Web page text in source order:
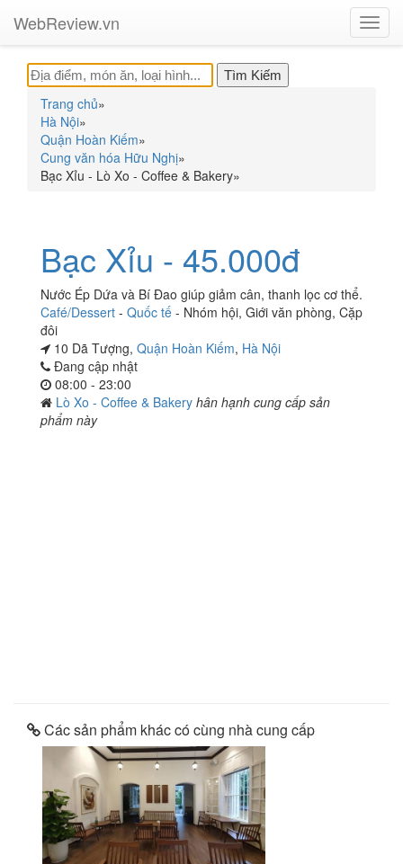
WebReview.vn
Trang chủ»
Hà Nội»
Quận Hoàn Kiếm»
Cung văn hóa Hữu Nghị»
Bạc Xỉu - Lò Xo - Coffee & Bakery»
Bạc Xỉu - 45.000đ
Nước Ép Dứa và Bí Đao giúp giảm cân, thanh lọc cơ thể.
Café/Dessert - Quốc tế - Nhóm hội, Giới văn phòng, Cặp
đôi
10 Dã Tượng, Quận Hoàn Kiếm, Hà Nội
Đang cập nhật
08:00 - 23:00
Lò Xo - Coffee & Bakery hân hạnh cung cấp sản
phẩm này
Các sản phẩm khác có cùng nhà cung cấp